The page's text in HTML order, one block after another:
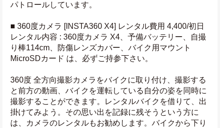
パトロールしています。
■ 360度カメラ [INSTA360 X4] レンタル費用 4,400/初日
レンタル内容 : 360度カメラ X4、予備バッテリー、自撮
り棒114cm、防傷レンズカバー、バイク用マウント
MicroSDカード は、必ずご持参下さい。
360度 全方向撮影カメラをバイクに取り付け、撮影する
と前方の動画、バイクを運転している自分の姿を同時に
撮影することができます。レンタルバイクを借りて、出
掛けてみよう。その思い出を記録に残そうという方に
は、カメラのレンタルもお勧めします。バイクから下り